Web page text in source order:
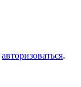
авторизоваться.